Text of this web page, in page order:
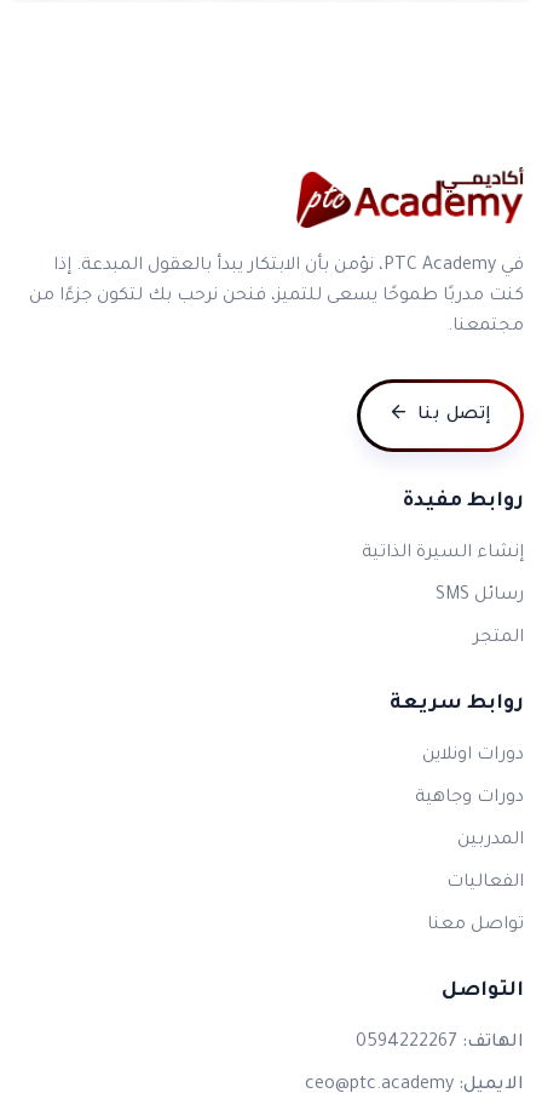
في PTC Academy، نؤمن بأن الابتكار يبدأ بالعقول المبدعة. إذا
كنت مدربًا طموحًا يسعى للتميز، فنحن نرحب بك لتكون جزءًا من
مجتمعنا.
إتصل بنا
روابط مفيدة
إنشاء السيرة الذاتية
رسائل SMS
المتجر
روابط سريعة
دورات اونلاين
دورات وجاهية
المدربين
الفعاليات
تواصل معنا
التواصل
الهاتف: 0594222267
الايميل: ceo@ptc.academy